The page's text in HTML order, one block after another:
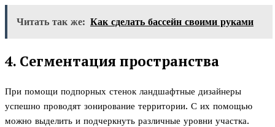
Читать так же: Как сделать бассейн своими руками
4. Сегментация пространства
При помощи подпорных стенок ландшафтные дизайнеры
успешно проводят зонирование территории. С их помощью
можно выделить и подчеркнуть различные уровни участка.